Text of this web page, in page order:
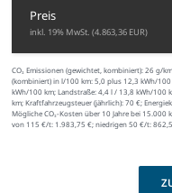
Preis
inkl. 19% MwSt. (4.863,36 EUR)
CO₂ Emissionen (gewichtet, kombiniert): 26 g/
(kombiniert) in l/100 km: 5,0 plus 12,3 kWh/100
kWh/100 km; Landstraße: 4,4 l / 13,8 kWh/100
km; Kraftfahrzeugsteuer (jährlich): 70 €;
Mögliche CO₂-Kosten über 10 Jahre bei 15.000
von 115 €/t: 1.983,75 €; niedrigen 50 €/t: